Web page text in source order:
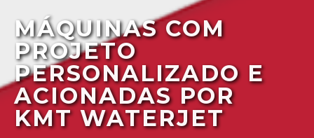
MÁQUINAS COM
PROJETO
PERSONALIZADO E
ACIONADAS POR
KMT WATERJET